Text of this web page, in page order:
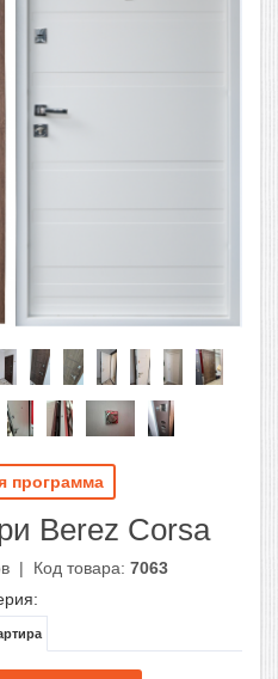
программа
Berez Corsa
| Код товара: 7063